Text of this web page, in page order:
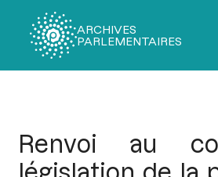
ARCHIVES
PARLEMENTAIRES
Renvoi au